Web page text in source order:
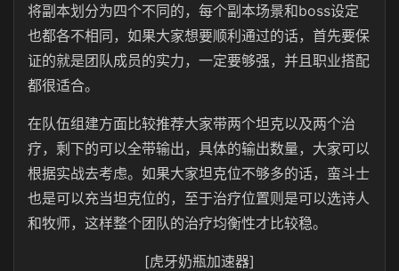
将副本划分为四个不同的，每个副本场景和boss设定
也都各不相同，如果大家想要顺利通过的话，首先要保
证的就是团队成员的实力，一定要够强，并且职业搭配
都很适合。
在队伍组建方面比较推荐大家带两个坦克以及两个治
疗，剩下的可以全带输出，具体的输出数量，大家可以
根据实战去考虑。如果大家坦克位不够多的话，蛮斗士
也是可以充当坦克位的，至于治疗位置则是可以选诗人
和牧师，这样整个团队的治疗均衡性才比较稳。
[虎牙奶瓶加速器]